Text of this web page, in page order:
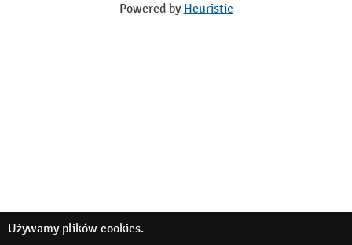
Powered by Heuristic
Używamy plików cookies.